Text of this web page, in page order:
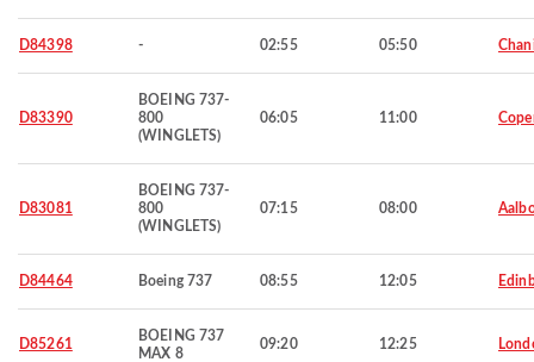
D84398 - 02:55 05:50
D83390
BOEING 737-
800
(WINGLETS)
06:05 11:00
D83081
BOEING 737-
800
(WINGLETS)
07:15 08:00
D84464 Boeing 737 08:55 12:05
D85261
BOEING 737
MAX 8
09:20 12:25